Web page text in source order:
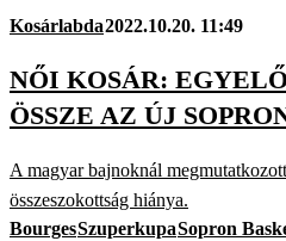
Kosárlabda2022.10.20. 11:49
NŐI KOSÁR:
ÖSSZE AZ ÚJ
A magyar bajnoknál
összeszokottság hiánya.
BourgesSzuperkupaSopron